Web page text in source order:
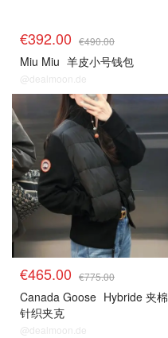
€392.00 €490.00
Miu Miu 羊皮小号钱包
@dealmoon.de
€465.00 €775.00
Canada Goose Hybride 夹棉
针织夹克
@dealmoon.de